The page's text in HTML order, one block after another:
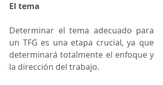
El tema
Determinar el tema adecuado para
un TFG es una etapa crucial, ya que
determinará totalmente el enfoque y
la dirección del trabajo.